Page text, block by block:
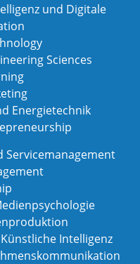
und Digitale
Sciences
Energietechnik
Intelligenz